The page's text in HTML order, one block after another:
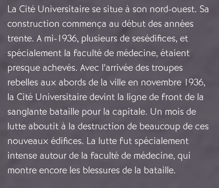
La Cité Universitaire se situe à son nord-ouest. Sa
construction commença au début des années
trente. A mi-1936, plusieurs de sesédifices, et
spécialement la faculté de médecine, étaient
presque achevés. Avec l’arrivée des troupes
rebelles aux abords de la ville en novembre 1936,
la Cité Universitaire devint la ligne de front de la
sanglante bataille pour la capitale. Un mois de
lutte aboutit à la destruction de beaucoup de ces
nouveaux édifices. La lutte fut spécialement
intense autour de la faculté de médecine, qui
montre encore les blessures de la bataille.